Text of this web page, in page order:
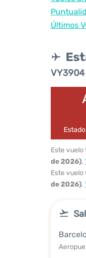
Últimos
VY3904
Este
de 2026).
Este vuelo
de 2026).